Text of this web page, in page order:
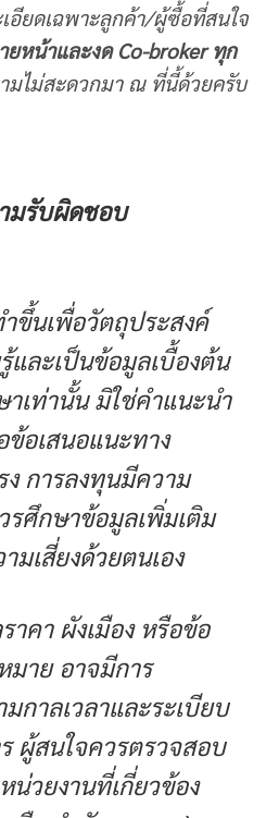
เอียดเฉพาะลูกค้า/ผู้ซื้อที่สนใจ
ยหน้าและงด Co-brokerทุก
มไม่สะดวกมา ณ ที่นี้ด้วยครับ
มรับผิดชอบ
ขึ้นเพื่อวัตถุประสงค์
และเป็นข้อมูลเบื้องต้น
เท่านั้น มิใช่คำแนะนำ
ข้อเสนอแนะทาง
การลงทุนมีความ
รศึกษาข้อมูลเพิ่มเติม
มเสี่ยงด้วยตนเอง
าคา ผังเมือง หรือข้อ
มาย อาจมีการ
กาลเวลาและระเบียบ
ผู้สนใจควรตรวจสอบ
วยงานที่เกี่ยวข้อง